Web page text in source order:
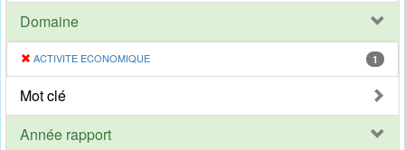
Domaine
ACTIVITE ECONOMIQUE 1
Mot clé
Année rapport